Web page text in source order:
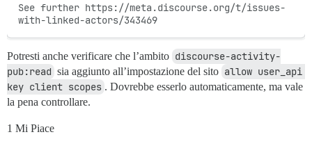
See further https://meta.discourse.org/t/issues-
with-linked-actors/343469
Potresti anche verificare che l’ambito discourse-activity-
pub:read sia aggiunto all’impostazione del sito allow user_api
key client scopes . Dovrebbe esserlo automaticamente, ma vale
la pena controllare.
1 Mi Piace